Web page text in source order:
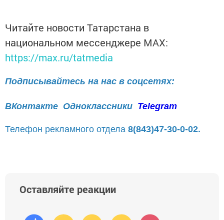
Читайте новости Татарстана в
национальном мессенджере MАХ:
https://max.ru/tatmedia
Подписывайтесь на нас в соцсетях:
ВКонтакте Одноклассники Telegram
Телефон рекламного отдела 8(843)47-30-0-02.
Оставляйте реакции